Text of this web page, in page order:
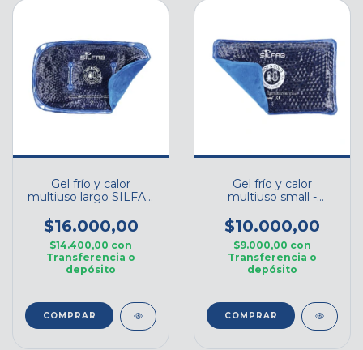
Gel frío y calor
multiuso largo SILFAB
$16.000,00
$14.400,00 con
Transferencia o
depósito
Gel frío y calor
multiuso small -
$10.000,00
$9.000,00 con
Transferencia o
depósito